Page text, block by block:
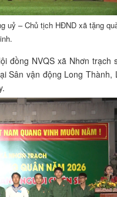
uỷ – Chủ tịch HĐND xã tặng
đồng NVQS xã Nhơn trạch
Sân vận động Long Thành,